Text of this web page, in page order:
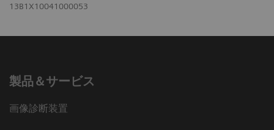
13B1X10041000053
製品＆サービス
画像診断装置